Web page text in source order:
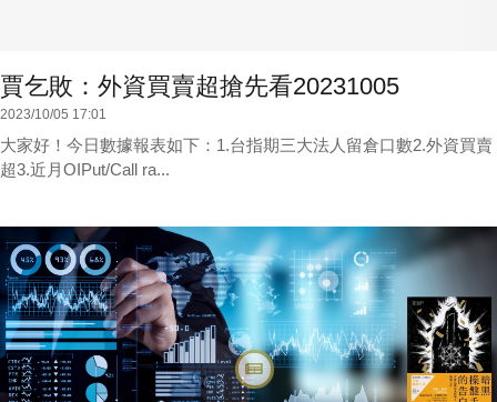
賈乞敗：外資買賣超搶先看20231005
2023/10/05 17:01
大家好！今日數據報表如下：1.台指期三大法人留倉口數2.外資買賣
超3.近月OIPut/Call ra...